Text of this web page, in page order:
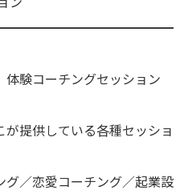
体験コーチングセッション
が提供している各種セッショ
グ／恋愛コーチング／起業設